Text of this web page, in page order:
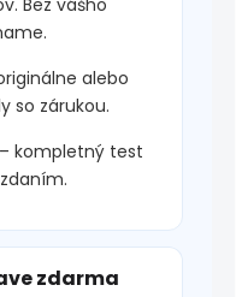
alebo
so zárukou.
– kompletný test
zdarma